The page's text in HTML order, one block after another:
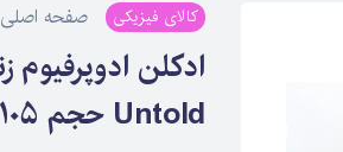
کالای فیزیکی صفحه اصلی
Untold حجم 105 میلی‌لیتر